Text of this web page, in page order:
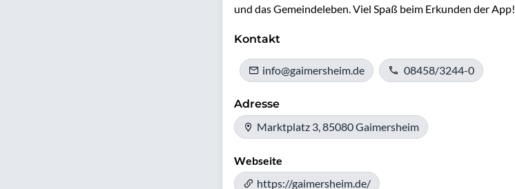
und das Gemeindeleben. Viel Spaß beim Erkunden der App!
Kontakt
info@gaimersheim.de 08458/3244-0
Adresse
Marktplatz 3, 85080 Gaimersheim
Webseite
https://gaimersheim.de/